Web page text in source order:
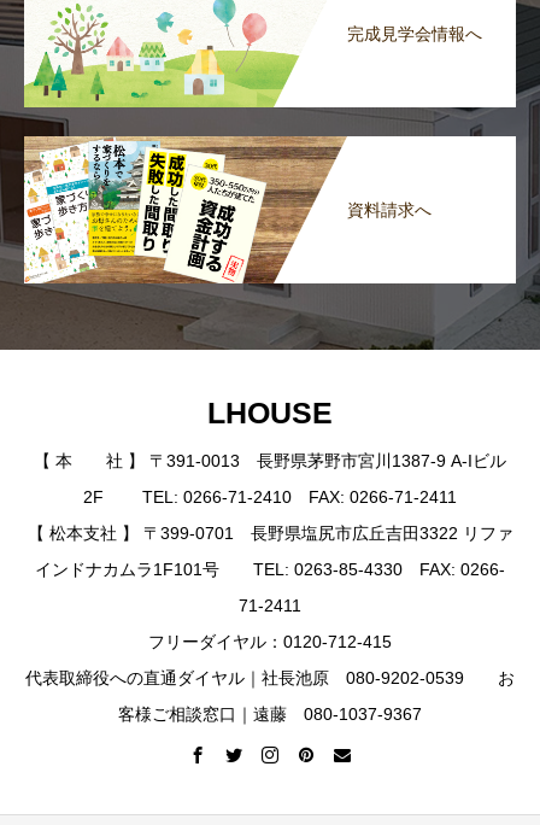
完成見学会情報へ
資料請求へ
LHOUSE
【 本 社 】 〒391-0013 長野県茅野市宮川1387-9 A-Iビル
2F TEL: 0266-71-2410 FAX: 0266-71-2411
【 松本支社 】 〒399-0701 長野県塩尻市広丘吉田3322 リファ
インドナカムラ1F101号 TEL: 0263-85-4330 FAX: 0266-
71-2411
フリーダイヤル：0120-712-415
代表取締役への直通ダイヤル｜社長池原 080-9202-0539 お
客様ご相談窓口｜遠藤 080-1037-9367